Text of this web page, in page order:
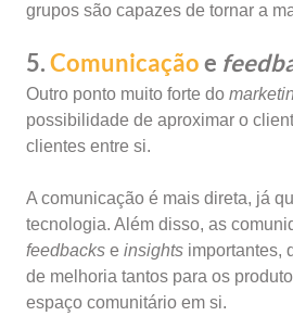
grupos são capazes de tornar a
5.Comunicaçãoe
Outro ponto muito forte do
possibilidade de aproximar o
clientes entre si.
A comunicação é mais direta, já
tecnologia. Além disso, as
feedbacks e insights importantes,
de melhoria tantos para os
espaço comunitário em si.